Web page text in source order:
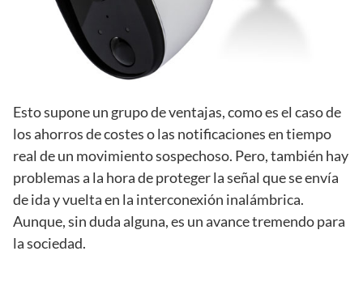
Esto supone un grupo de ventajas, como es el caso de
los ahorros de costes o las notificaciones en tiempo
real de un movimiento sospechoso. Pero, también hay
problemas a la hora de proteger la señal que se envía
de ida y vuelta en la interconexión inalámbrica.
Aunque, sin duda alguna, es un avance tremendo para
la sociedad.